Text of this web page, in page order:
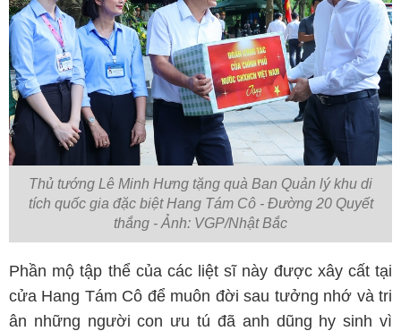
Thủ tướng Lê Minh Hưng tặng quà Ban Quản lý khu di
tích quốc gia đặc biệt Hang Tám Cô - Đường 20 Quyết
thắng - Ảnh: VGP/Nhật Bắc
Phần mộ tập thể của các liệt sĩ này được xây cất tại
cửa Hang Tám Cô để muôn đời sau tưởng nhớ và tri
ân những người con ưu tú đã anh dũng hy sinh vì